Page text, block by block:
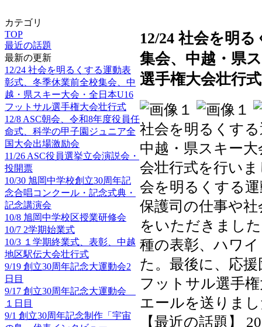
カテゴリ
TOP
最近の話題
最新の更新
12/24 社会を明るくする運動表
彰式、冬季休業前全校集会、中
越・県スキー大会・全日本U16
フットサル選手権大会壮行式
12/8 ASC朝会、令和8年度役員任
命式、科学の甲子園ジュニア全
国大会出場激励会
11/26 ASC役員選挙立会演説会・
投開票
10/30 旭岡中学校創立30周年記
念合唱コンクール・記念式典・
記念講演会
10/8 旭岡中学校区授業研修会
10/7 2学期始業式
10/3 １学期終業式、表彰、中越
地区駅伝大会壮行式
9/19 創立30周年記念大運動会2
日目
9/17 創立30周年記念大運動会
１日目
9/1 創立30周年記念制作「宇宙
12/24 社会を明
集会、中越・県
選手権大会壮行式
社会を明るくす
中越・県スキー
会壮行式を行い
会を明るくする
保護司の仕事や
をいただきまし
種の表彰、ハワ
た。最後に、応
フットサル選手
エールを送りま
【最近の話題】